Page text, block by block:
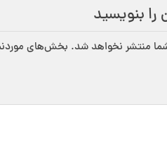
را بنویسید
منتشر نخواهد شد. بخش‌های